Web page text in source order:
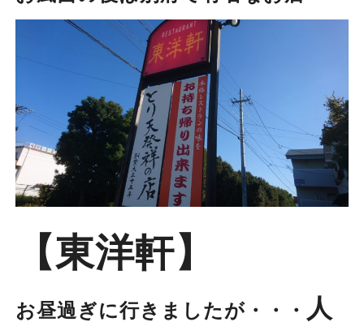
【東洋軒】
お昼過ぎに行きましたが・・・ 人